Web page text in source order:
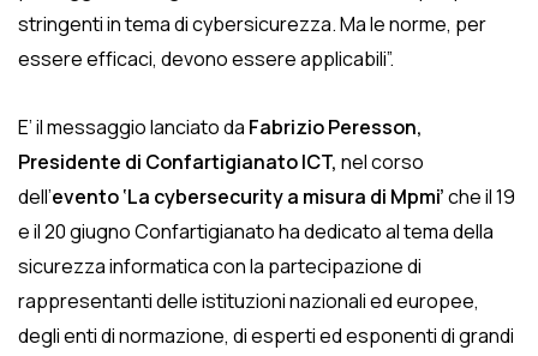
stringenti in tema di cybersicurezza. Ma le norme, per
essere efficaci, devono essere applicabili”.
E’ il messaggio lanciato da Fabrizio Peresson,
Presidente di Confartigianato ICT, nel corso
dell’evento ‘La cybersecurity a misura di Mpmi’che il 19
e il 20 giugno Confartigianato ha dedicato al tema della
sicurezza informatica con la partecipazione di
rappresentanti delle istituzioni nazionali ed europee,
degli enti di normazione, di esperti ed esponenti di grandi